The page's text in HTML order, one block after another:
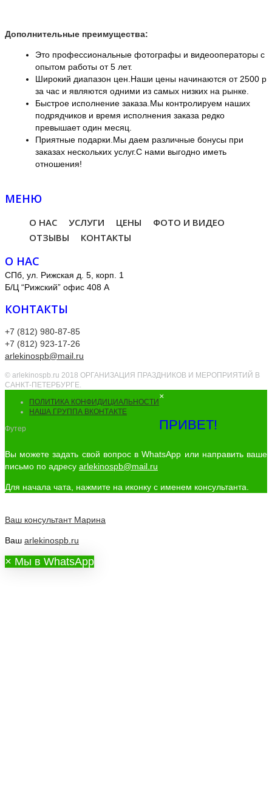
Дополнительные преимущества:
Это профессиональные фотографы и видеооператоры с
опытом работы от 5 лет.
Широкий диапазон цен.Наши цены начинаются от 2500 р
за час и являются одними из самых низких на рынке.
Быстрое исполнение заказа.Мы контролируем наших
подрядчиков и время исполнения заказа редко
превышает один месяц.
Приятные подарки.Мы даем различные бонусы при
заказах нескольких услуг.С нами выгодно иметь
отношения!
МЕНЮ
О НАС УСЛУГИ ЦЕНЫ
ФОТО И ВИДЕО
ОТЗЫВЫ
КОНТАКТЫ
О НАС
СПб, ул. Рижская д. 5, корп. 1
Б/Ц “Рижский” офис 408 А
КОНТАКТЫ
+7 (812) 980-87-85
+7 (812) 923-17-26
arlekinospb@mail.ru
© arlekinospb.ru 2018 ОРГАНИЗАЦИЯ ПРАЗДНИКОВ И МЕРОПРИЯТИЙ В
САНКТ-ПЕТЕРБУРГЕ.
ПОЛИТИКА КОНФИДИЦИАЛЬНОСТИ
НАША ГРУППА ВКОНТАКТЕ
Футер
×
ПРИВЕТ!
Вы можете задать свой вопрос в WhatsApp или направить ваше
письмо по адресу arlekinospb@mail.ru
Для начала чата, нажмите на иконку с именем консультанта.
Ваш консультант Марина
Ваш arlekinospb.ru
× Мы в WhatsApp